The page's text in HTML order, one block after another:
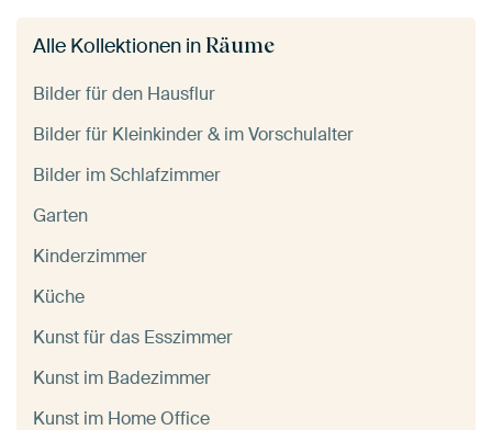
Alle Kollektionen in Räume
Bilder für den Hausflur
Bilder für Kleinkinder & im Vorschulalter
Bilder im Schlafzimmer
Garten
Kinderzimmer
Küche
Kunst für das Esszimmer
Kunst im Badezimmer
Kunst im Home Office